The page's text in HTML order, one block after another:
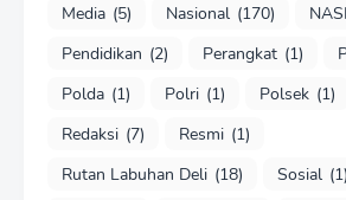
Media (5) Nasional (170)
Pendidikan (2) Perangkat (1)
Polda (1) Polri (1) Polsek (1)
Redaksi (7) Resmi (1)
Rutan Labuhan Deli (18) Sosial (1)